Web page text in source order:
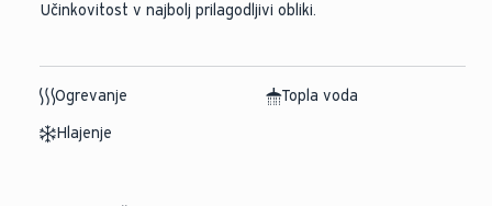
Učinkovitost v najbolj prilagodljivi obliki.
Ogrevanje
Topla voda
Hlajenje